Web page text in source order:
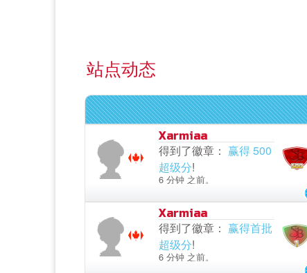
站点动态
Xarmiaa
得到了徽章： 赢得 500
超级分!
6 分钟 之前。
Xarmiaa
得到了徽章： 赢得首批
超级分!
6 分钟 之前。